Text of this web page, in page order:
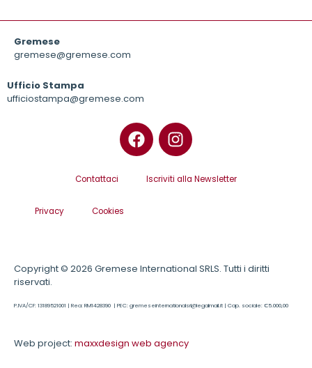
Gremese
gremese@gremese.com
Ufficio Stampa
ufficiostampa@gremese.com
Contattaci Iscriviti alla Newsletter
Privacy Cookies
Copyright © 2026 Gremese International SRLS. Tutti i diritti
riservati.
P.IVA/CF: 13189521001 | Rea: RM1428390 | PEC: gremeseinternationalsrl@legalmail.it | Cap. sociale: €5.000,00
Web project: maxxdesign web agency